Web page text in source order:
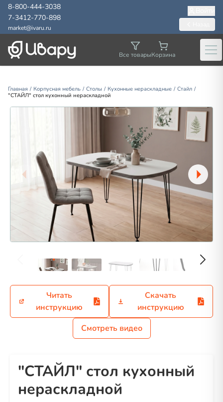
8-800-444-3038
7-3412-770-898
market@ivaru.ru
Все товарыКорзина
Главная / Корпусная мебель / Столы / Кухонные нераскладные / Стайл /
"СТАЙЛ" стол кухонный нераскладной
Читать
инструкцию
Скачать
инструкцию
Смотреть видео
"СТАЙЛ" стол кухонный
нераскладной